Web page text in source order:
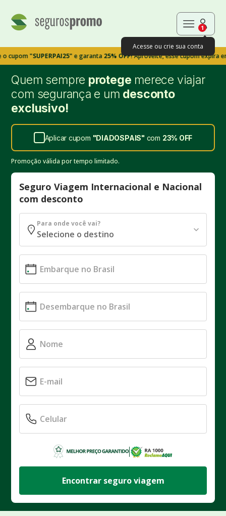
1
Acesse ou crie sua conta
"SUPERPAI25"e garanta25% OFF!Aproveite, esse cupom expira em 9m39s
Quem sempre protege merece viajar
com segurança e um desconto
exclusivo!
Aplicar cupom "DIADOSPAIS" com 23% OFF
Promoção válida por tempo limitado.
Seguro Viagem Internacional e Nacional
com desconto
Para onde você vai?
Encontrar seguro viagem